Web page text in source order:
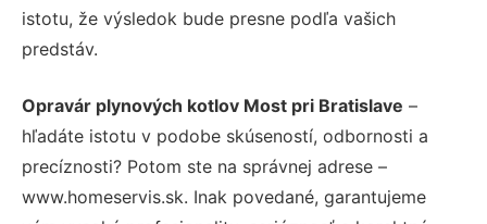
istotu, že výsledok bude presne podľa vašich
predstáv.
Opravár plynových kotlov Most pri Bratislave –
hľadáte istotu v podobe skúseností, odbornosti a
precíznosti? Potom ste na správnej adrese –
www.homeservis.sk. Inak povedané, garantujeme